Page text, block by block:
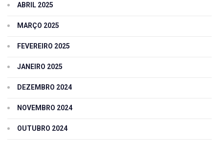
ABRIL 2025
MARÇO 2025
FEVEREIRO 2025
JANEIRO 2025
DEZEMBRO 2024
NOVEMBRO 2024
OUTUBRO 2024